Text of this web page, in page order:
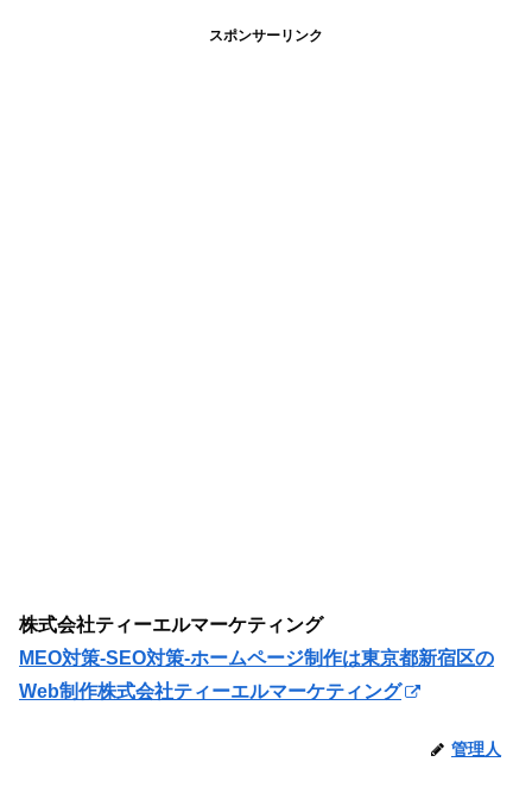
スポンサーリンク
株式会社ティーエルマーケティング
MEO対策-SEO対策-ホームページ制作は東京都新宿区の
Web制作株式会社ティーエルマーケティング
管理人